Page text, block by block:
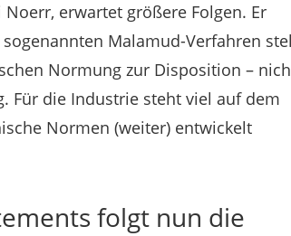
erwartet größere Folgen. Er
Malamud-Verfahren
Normung zur Disposition –
Für die Industrie steht viel auf dem
Normen (weiter) entwickelt
folgt nun die